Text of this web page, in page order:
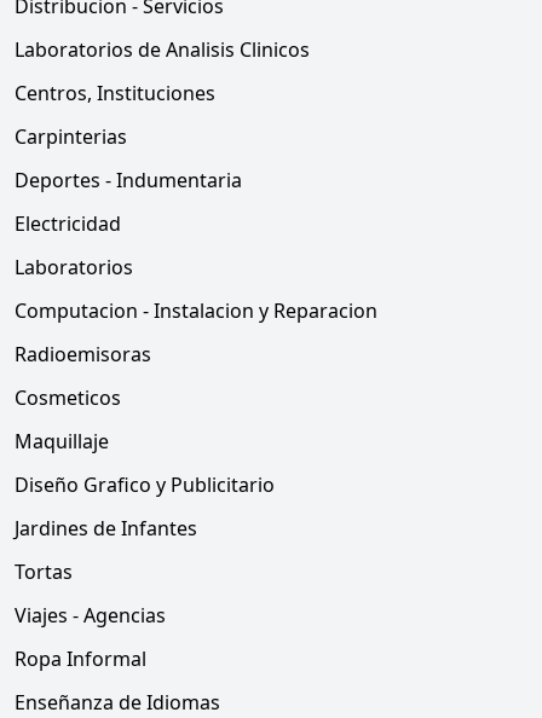
Distribucion - Servicios
Laboratorios de Analisis Clinicos
Centros, Instituciones
Carpinterias
Deportes - Indumentaria
Electricidad
Laboratorios
Computacion - Instalacion y Reparacion
Radioemisoras
Cosmeticos
Maquillaje
Diseño Grafico y Publicitario
Jardines de Infantes
Tortas
Viajes - Agencias
Ropa Informal
Enseñanza de Idiomas